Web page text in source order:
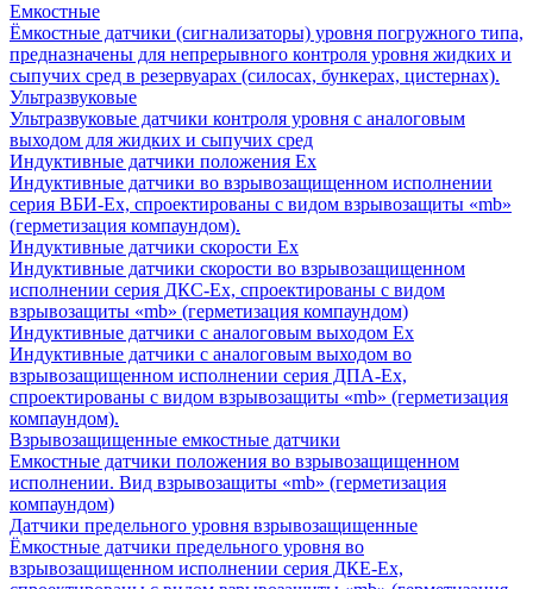
Емкостные
Ёмкостные датчики (сигнализаторы) уровня погружного типа,
предназначены для непрерывного контроля уровня жидких и
сыпучих сред в резервуарах (силосах, бункерах, цистернах).
Ультразвуковые
Ультразвуковые датчики контроля уровня с аналоговым
выходом для жидких и сыпучих сред
Индуктивные датчики положения Ех
Индуктивные датчики во взрывозащищенном исполнении
серия ВБИ-Ех, спроектированы с видом взрывозащиты «mb»
(герметизация компаундом).
Индуктивные датчики скорости Ех
Индуктивные датчики скорости во взрывозащищенном
исполнении серия ДКС-Ех, спроектированы с видом
взрывозащиты «mb» (герметизация компаундом)
Индуктивные датчики с аналоговым выходом Ех
Индуктивные датчики с аналоговым выходом во
взрывозащищенном исполнении серия ДПА-Ех,
спроектированы с видом взрывозащиты «mb» (герметизация
компаундом).
Взрывозащищенные емкостные датчики
Емкостные датчики положения во взрывозащищенном
исполнении. Вид взрывозащиты «mb» (герметизация
компаундом)
Датчики предельного уровня взрывозащищенные
Ёмкостные датчики предельного уровня во
взрывозащищенном исполнении серия ДКЕ-Ех,